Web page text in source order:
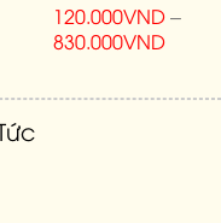
120.000VND–
830.000VND